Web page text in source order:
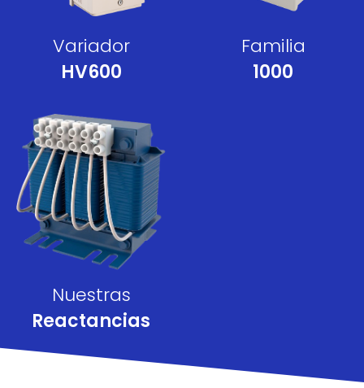
Variador
HV600
Familia
1000
Nuestras
Reactancias